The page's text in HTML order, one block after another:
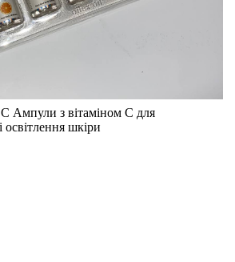
Ампули з вітаміном С для
освітлення шкіри